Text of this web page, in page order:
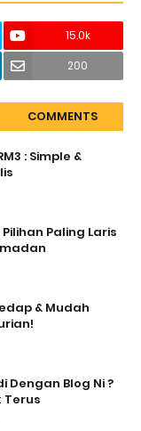
15.0k
200
COMMENTS
: Simple &
Pilihan Paling Laris
& Mudah
Dengan Blog Ni ?
Terus